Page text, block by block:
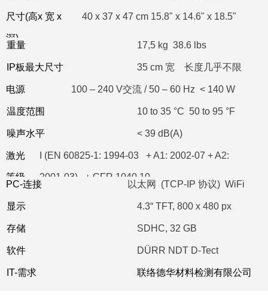
I (EN 60825-1: 1994-03 + A1: 2002-07 + A2:
2001-03) + CFR 1040.10
100 – 240 V交流 / 50 – 60 Hz < 140 W
40 x 37 x 47 cm 15.8" x 14.6" x 18.5"
以太网 (TCP-IP 协议) WiFi
联络德华材料检测有限公司
35 cm 宽 长度几乎不限
10 to 35 °C 50 to 95 °F
4.3“ TFT, 800 x 480 px
DÜRR NDT D-Tect
SDHC, 32 GB
17,5 kg 38.6 lbs
尺寸(高x 宽 x
深)
IP板最大尺寸
< 39 dB(A)
温度范围
噪声水平
激光
等级
PC-连接
IT-需求
重量
电源
显示
存储
软件